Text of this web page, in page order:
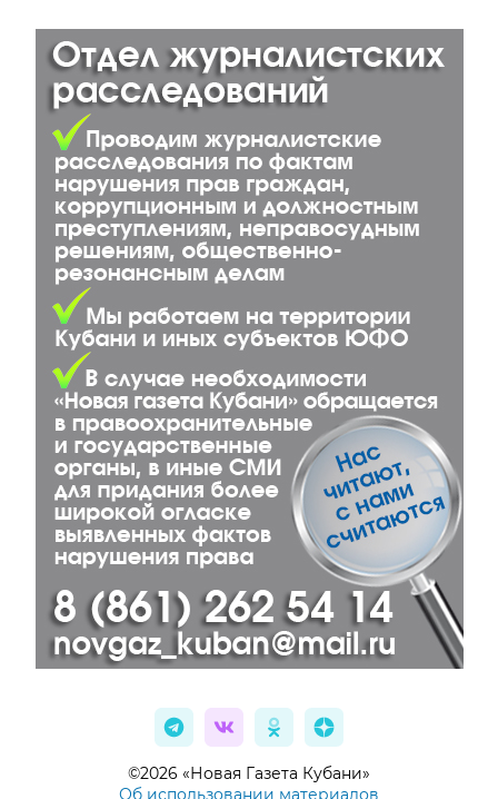
©2026 «Новая Газета Кубани»
Об использовании материалов